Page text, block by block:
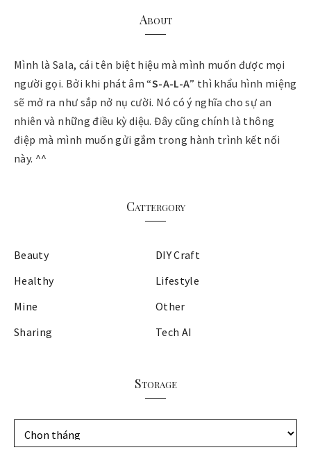
About
Mình là Sala, cái tên biệt hiệu mà mình muốn được mọi
người gọi. Bởi khi phát âm “S-A-L-A” thì khẩu hình miệng
sẽ mở ra như sắp nở nụ cười. Nó có ý nghĩa cho sự an
nhiên và những điều kỳ diệu. Đây cũng chính là thông
điệp mà mình muốn gửi gắm trong hành trình kết nối
này. ^^
Cattergory
Beauty
DIY Craft
Healthy
Lifestyle
Mine
Other
Sharing
Tech AI
Storage
t